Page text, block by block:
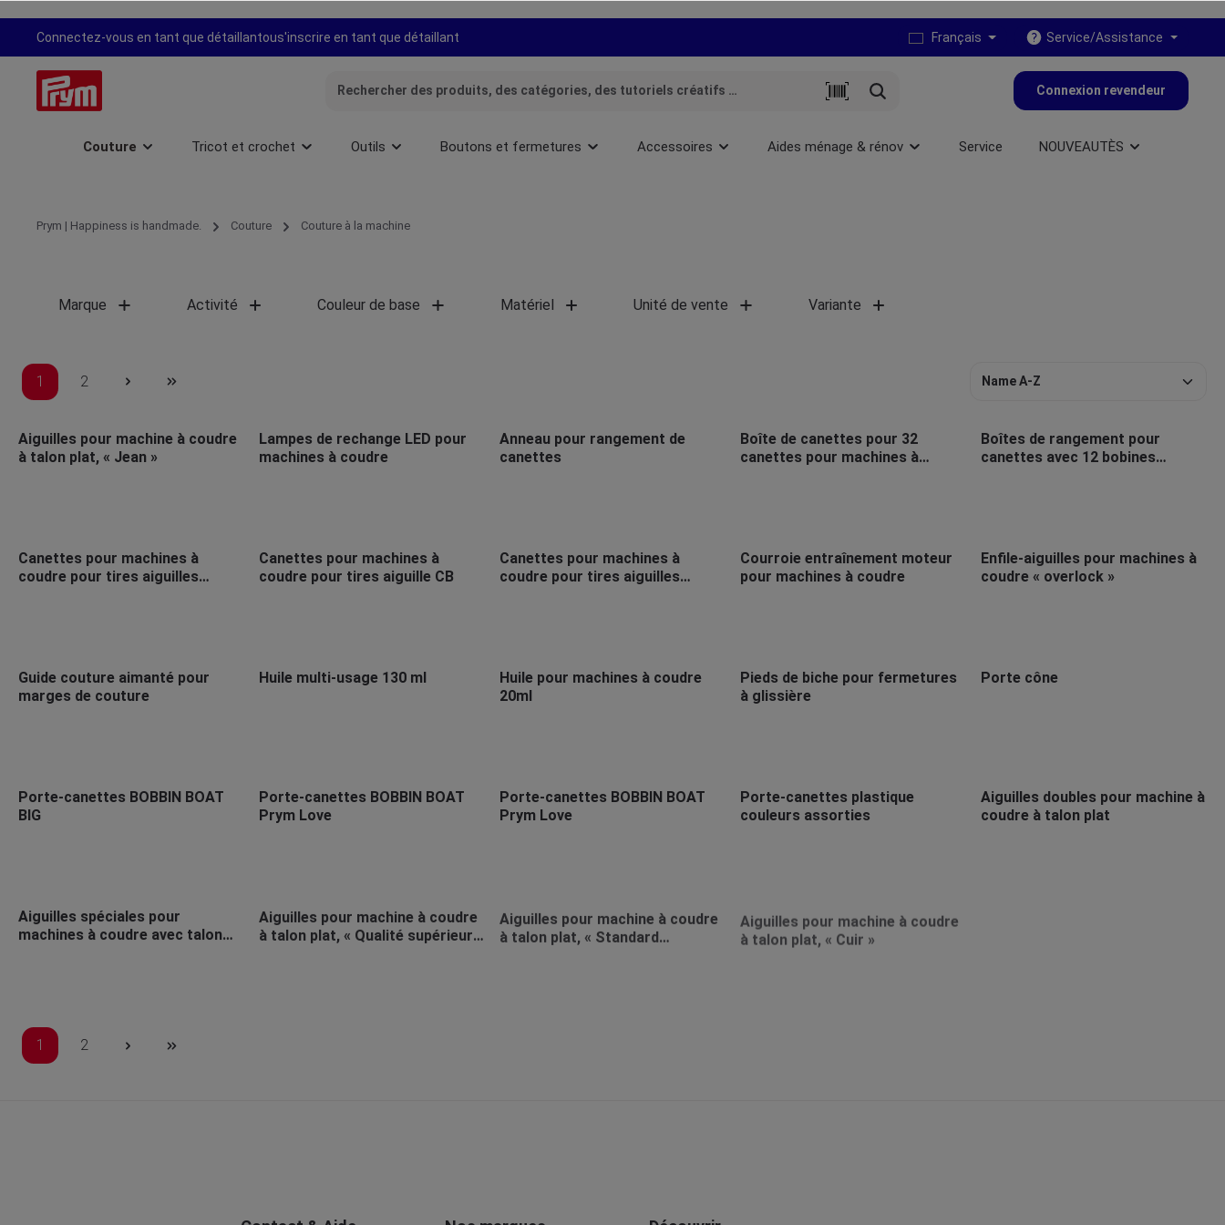
Passer à la navigation principale
Connectez-vous en tant que détaillantous'inscrire en tant que détaillant Français Service/Assistance
Connexion revendeur
Couture Tricot et crochet Outils Boutons et fermetures Accessoires Aides ménage & rénov Service NOUVEAUTÈS
Prym | Happiness is handmade. Couture Couture à la machine
Marque Activité Couleur de base Matériel Unité de vente Variante
1 2
Aiguilles pour machine à coudre
à talon plat, « Jean »
Lampes de rechange LED pour
machines à coudre
Anneau pour rangement de
canettes
Boîte de canettes pour 32
canettes pour machines à
Boîtes de rangement pour
canettes avec 12 bobines
Canettes pour machines à
coudre pour tires aiguilles
Canettes pour machines à
coudre pour tires aiguille CB
Canettes pour machines à
coudre pour tires aiguilles
Courroie entraînement moteur
pour machines à coudre
Enfile-aiguilles pour machines à
coudre « overlock »
Guide couture aimanté pour
marges de couture
Huile multi-usage 130 ml
Huile pour machines à coudre
20ml
Pieds de biche pour fermetures
à glissière
Porte cône
Porte-canettes BOBBIN BOAT
BIG
Porte-canettes BOBBIN BOAT
Prym Love
Porte-canettes BOBBIN BOAT
Prym Love
Porte-canettes plastique
couleurs assorties
Aiguilles doubles pour machine à
coudre à talon plat
Aiguilles spéciales pour
machines à coudre avec talon
Aiguilles pour machine à coudre
à talon plat, « Qualité supérieure
Aiguilles pour machine à coudre
à talon plat, « Standard
Aiguilles pour machine à coudre
à talon plat, « Cuir »
1 2